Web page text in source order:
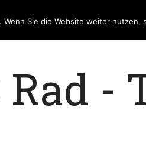
-
Wenn Sie die Website weiter nutzen,